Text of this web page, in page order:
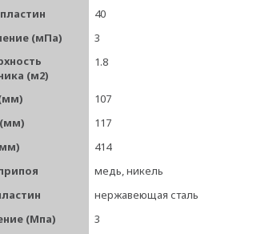
40
(мПа)
3
(м2)
1.8
107
117
414
медь, никель
нержавеющая сталь
(Мпа)
3